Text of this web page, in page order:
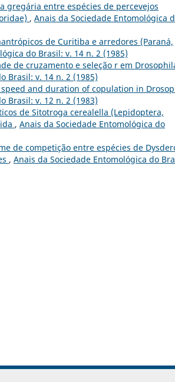
gregária entre espécies de percevejos
, Anais da Sociedade Entomológica
de Curitiba e arredores (Paraná,
do Brasil: v. 14 n. 2 (1985)
de cruzamento e seleção r em
Brasil: v. 14 n. 2 (1985)
and duration of copulation in
Brasil: v. 12 n. 2 (1983)
de Sitotroga cerealella (Lepidoptera,
, Anais da Sociedade Entomológica do
de competição entre espécies de
, Anais da Sociedade Entomológica do